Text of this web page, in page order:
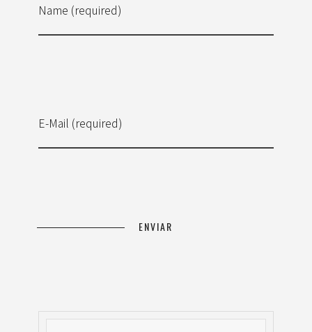
Name (required)
E-Mail (required)